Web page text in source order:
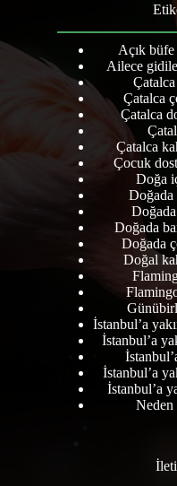
Açık
Ailece
Çatalca
Çatalca
Çatalca
Çocuk
Doğa
Doğada
Doğada
Doğal
İstanbul’a
İstanbul’a
İstanbul’a
İstanbul’a